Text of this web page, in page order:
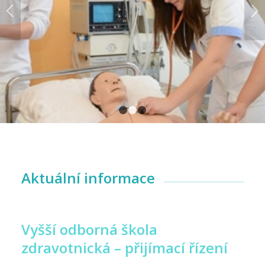
Next
1 3
Aktuální informace
Vyšší odborná škola
zdravotnická – přijímací řízení